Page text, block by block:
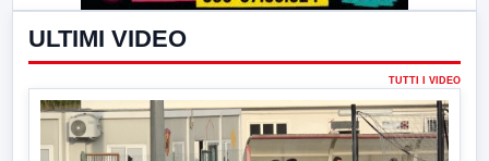
ULTIMI VIDEO
TUTTI I VIDEO